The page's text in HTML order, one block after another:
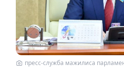
пресс-служба мажилиса